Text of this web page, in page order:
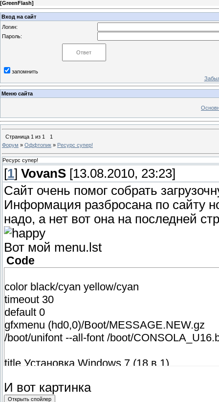
[GreenFlash]
Вход на сайт
Логин:
Пароль:
запомнить
Меню сайта
Страница 1 из 1
1
Форум » Оффтопик » Ресурс супер!
Ресурс супер!
[1] VovanS [13.08.2010, 23:23]
Сайт очень помог собрать
Информация разбросана по сайту
надо, а нет вот она на последней
Вот мой menu.lst
Code
color black/cyan yellow/cyan
timeout 30
default 0
gfxmenu (hd0,0)/Boot/MESSAGE.NEW.gz
/boot/unifont --all-font /boot/
title Установка Windows 7 (18 в 1)
chainloader /bootmgr
И вот картинка